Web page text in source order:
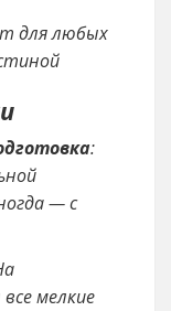
для любых
:
— с
мелкие